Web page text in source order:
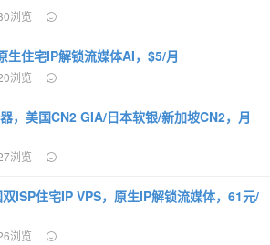
浏览
生住宅IP解锁流媒体AI，$5/月
浏览
，美国CN2 GIA/日本软银/新加坡CN2，月
浏览
ISP住宅IP VPS，原生IP解锁流媒体，61元/
浏览